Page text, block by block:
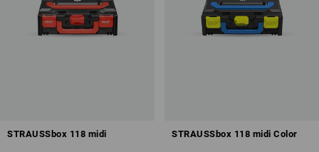
STRAUSSbox 118 midi STRAUSSbox 118 midi Color